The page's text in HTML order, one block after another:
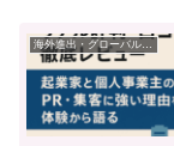
海外進出・グローバル起業支援